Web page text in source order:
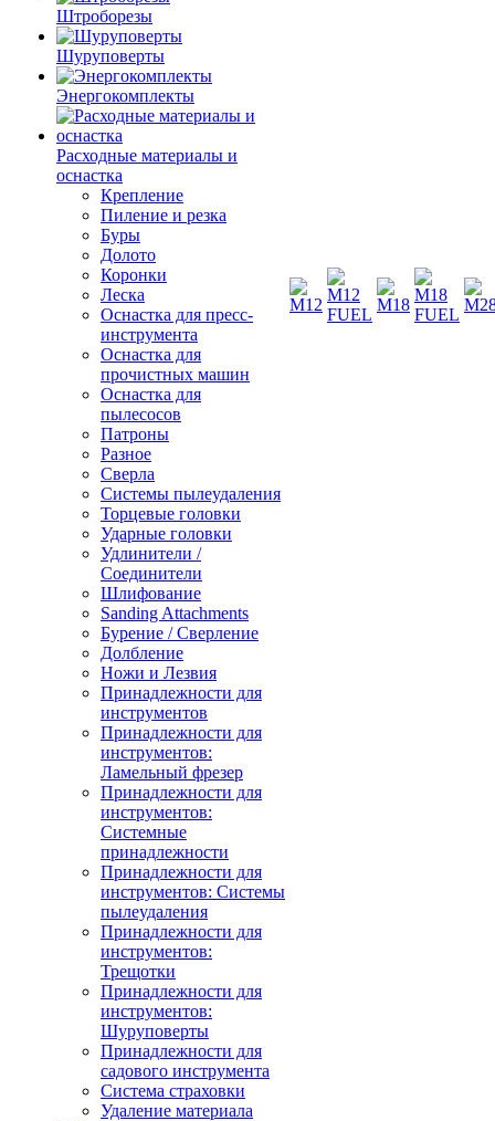
Штроборезы
Шуруповерты
Энергокомплекты
Расходные материалы и
оснастка
Крепление
Пиление и резка
Буры
Долото
Коронки
Леска
Оснастка для пресс-
инструмента
Оснастка для
прочистных машин
Оснастка для
пылесосов
Патроны
Разное
Сверла
Системы пылеудаления
Торцевые головки
Ударные головки
Удлинители /
Соединители
Шлифование
Sanding Attachments
Бурение / Сверление
Долбление
Ножи и Лезвия
Принадлежности для
инструментов
Принадлежности для
инструментов:
Ламельный фрезер
Принадлежности для
инструментов:
Системные
принадлежности
Принадлежности для
инструментов: Системы
пылеудаления
Принадлежности для
инструментов:
Трещотки
Принадлежности для
инструментов:
Шуруповерты
Принадлежности для
садового инструмента
Система страховки
Удаление материала